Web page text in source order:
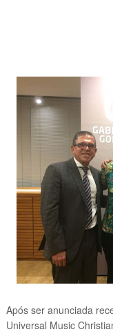
Após ser anunciada
Universal Music